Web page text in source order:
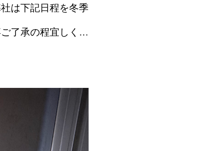
は下記日程を冬季
了承の程宜しくお